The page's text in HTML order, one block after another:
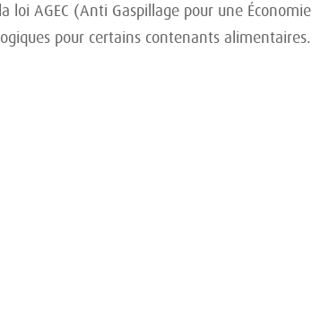
AGEC (Anti Gaspillage pour une Économie
pour certains contenants alimentaires.